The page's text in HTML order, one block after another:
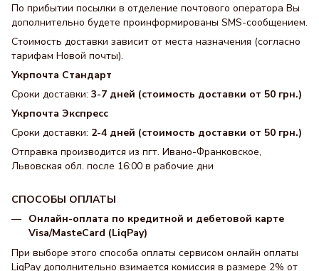
По прибытии посылки в отделение почтового оператора Вы
дополнительно будете проинформированы SMS-сообщением.
Стоимость доставки зависит от места назначения (согласно
тарифам Новой почты).
Укрпочта Стандарт
Сроки доставки: 3-7 дней (стоимость доставки от 50 грн.)
Укрпочта Экспресс
Сроки доставки: 2-4 дней (стоимость доставки от 50 грн.)
Отправка производится из пгт. Ивано-Франковское,
Львовская обл. после 16:00 в рабочие дни
СПОСОБЫ ОПЛАТЫ
Онлайн-оплата по кредитной и дебетовой карте
Visa/MasteCard (LiqPay)
При выборе этого способа оплаты сервисом онлайн оплаты
LiqPay дополнительно взимается комиссия в размере 2% от